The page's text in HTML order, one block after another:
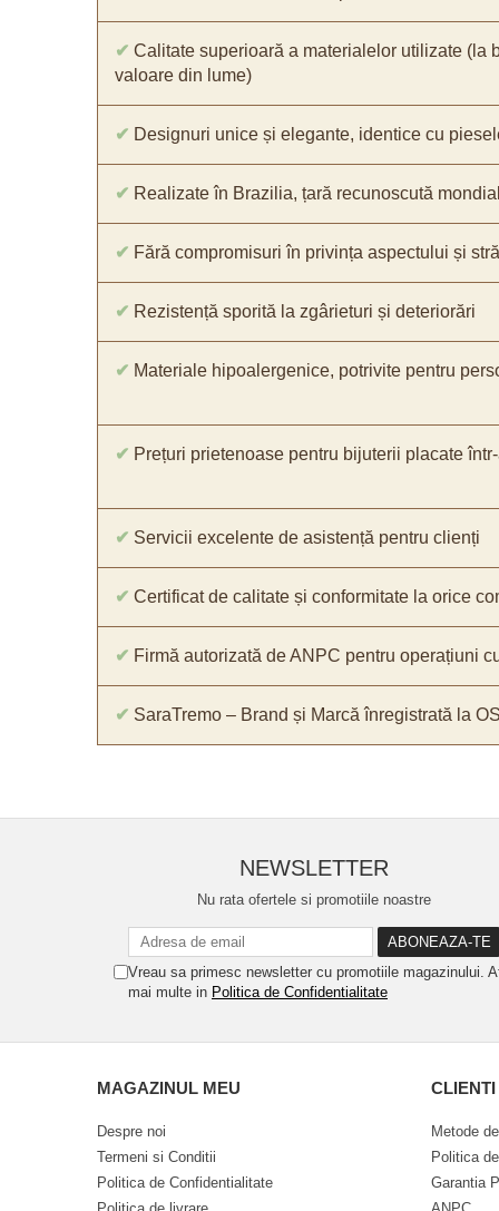
✔ Calitate superioară a materialelor utilizate (la
valoare din lume)
✔ Designuri unice și elegante, identice cu
✔ Realizate în Brazilia, țară recunoscută
✔ Fără compromisuri în privința aspectului și
✔ Rezistență sporită la zgârieturi și deteriorări
✔ Materiale hipoalergenice, potrivite pentru
✔ Prețuri prietenoase pentru bijuterii placate
✔ Servicii excelente de asistență pentru clienți
✔ Certificat de calitate și conformitate la orice
✔ Firmă autorizată de ANPC pentru operațiuni
✔ SaraTremo – Brand și Marcă înregistrată la
NEWSLETTER
Nu rata ofertele si promotiile noastre
Vreau sa primesc newsletter cu promotiile magazinului.
mai multe in Politica de Confidentialitate
MAGAZINUL MEU
Despre noi
Termeni si Conditii
Politica de Confidentialitate
Politica de livrare
CLIENTI
Metode
Politica
Garantia
ANPC